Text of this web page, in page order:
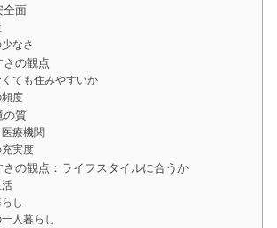
全面
なさ
さの観点
ても住みやすいか
度
の質
療機関
実度
さの観点：ライフスタイルに合うか
し
人暮らし